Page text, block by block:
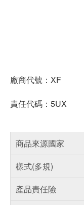
廠商代號：XF
責任代碼：5UX
商品來源國家
樣式(多規)
產品責任險